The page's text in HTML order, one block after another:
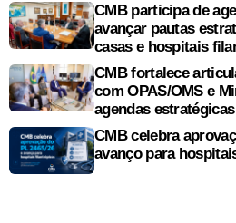
CMB participa de
avançar pautas
casas e hospitais
CMB fortalece
com OPAS/OMS e
agendas estratégicas
CMB celebra
avanço para